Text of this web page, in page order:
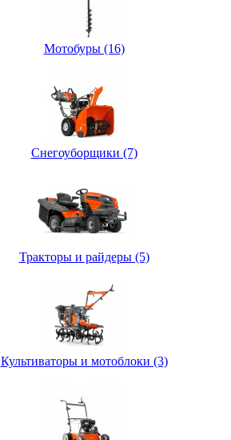
Мотобуры (16)
Снегоуборщики (7)
Тракторы и райдеры (5)
Культиваторы и мотоблоки (3)